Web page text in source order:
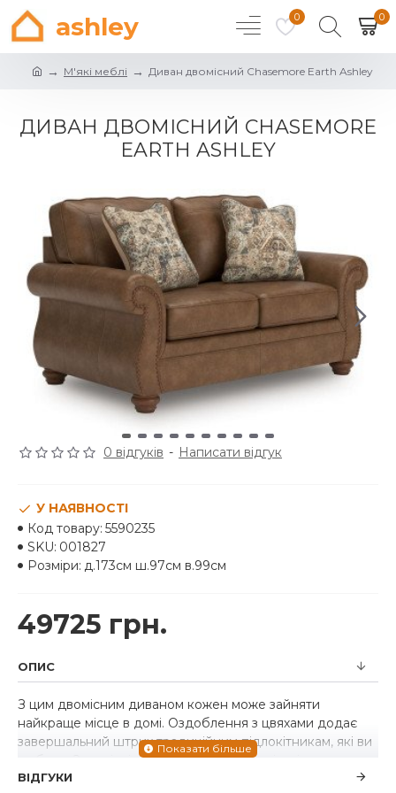
ashley 0 0
М'які меблі Диван двомісний Chasemore Earth Ashley
ДИВАН ДВОМІСНИЙ CHASEMORE
EARTH ASHLEY
0 відгуків - Написати відгук
49725 грн.
У НАЯВНОСТІ
Код товару: 5590235
SKU: 001827
Розміри: д.173см ш.97см в.99см
ОПИС
З цим двомісним диваном кожен може зайняти
найкраще місце в домі. Оздоблення з цвяхами додає
завершальний штрих традиційним підлокітникам, які ви
любите. Зручні, міцні подушки, загорнуті в сільську, але
вишукану штучну шкіру, дозволять вам почуватися
ВІДГУКИ